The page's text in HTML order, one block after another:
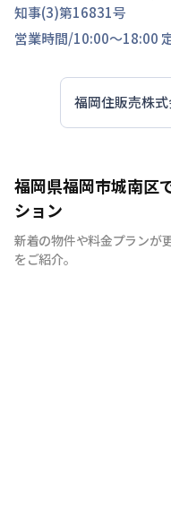
知事(3)第16831号
営業時間/10:00～18:00
福岡住販売株
福岡県福岡市城南区
ション
新着の物件や料金プランが
をご紹介。